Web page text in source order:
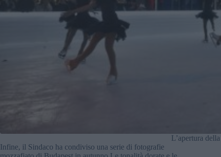
L’apertura
Infine, il Sindaco ha condiviso una serie di fotografie